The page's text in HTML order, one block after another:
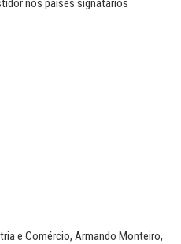
nos países signatários
e Comércio, Armando Monteiro,